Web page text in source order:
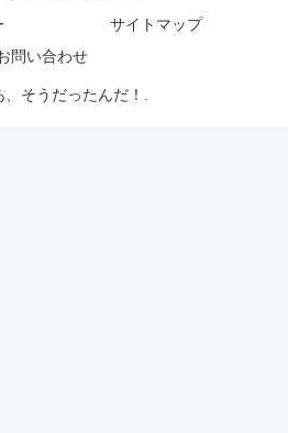
サイトマップ
問い合わせ
そうだったんだ！.